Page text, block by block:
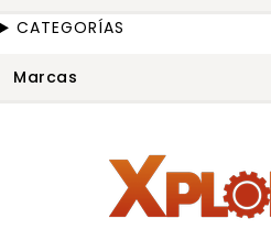
CATEGORÍAS
Marcas